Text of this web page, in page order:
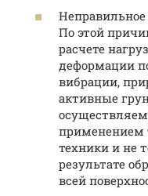
По этой
расчете
деформации
вибрации,
активные
применением
техники и не
результате
всей